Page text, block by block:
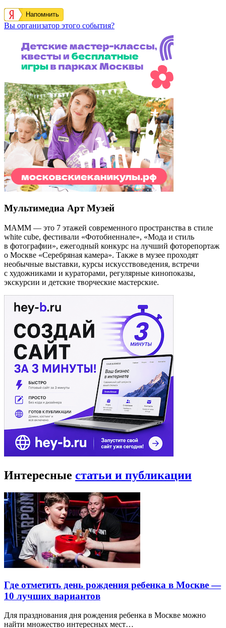
Напомнить
Вы организатор этого события?
Мультимедиа Арт Музей
МАММ — это 7 этажей современного пространства в стиле
white cube, фестивали «Фотобиеннале», «Мода и стиль
в фотографии», ежегодный конкурс на лучший фоторепортаж
о Москве «Серебряная камера». Также в музее проходят
необычные выставки, курсы искусствоведения, встречи
с художниками и кураторами, регулярные кинопоказы,
экскурсии и детские творческие мастерские.
Интересные статьи и публикации
Где отметить день рождения ребенка в Москве —
10 лучших вариантов
Для празднования дня рождения ребенка в Москве можно
найти множество интересных мест…